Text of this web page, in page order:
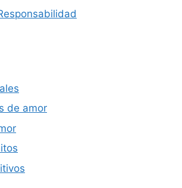
de amor